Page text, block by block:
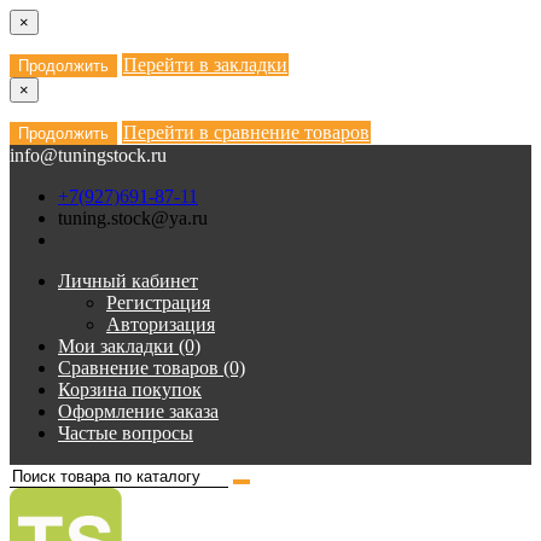
×
Продолжить Перейти в закладки
×
Продолжить
Перейти в сравнение товаров
info@tuningstock.ru
+7(927)691-87-11
tuning.stock@ya.ru
Личный кабинет
Регистрация
Авторизация
Мои закладки (0)
Сравнение товаров (0)
Корзина покупок
Оформление заказа
Частые вопросы